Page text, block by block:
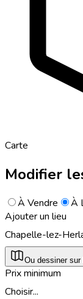
Carte
Modifier
À Vendre
À
Ajouter un lieu
Chapelle-lez-
Ou dessiner sur
Prix minimum
Choisir...